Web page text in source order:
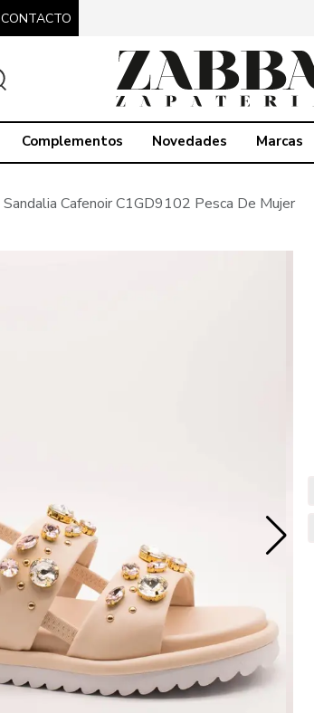
CONTACTO
Complementos Novedades Marcas
Sandalia Cafenoir C1GD9102 Pesca De Mujer